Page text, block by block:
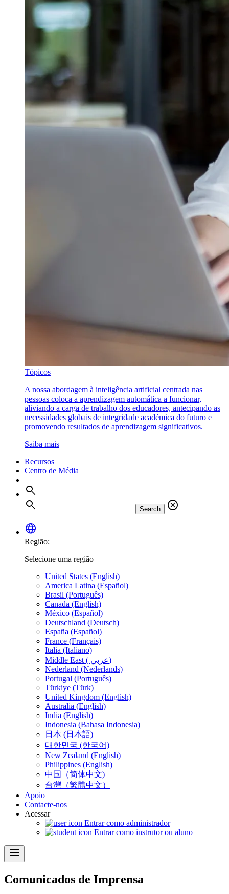
Tópicos
A nossa abordagem à inteligência artificial centrada nas
pessoas coloca a aprendizagem automática a funcionar,
aliviando a carga de trabalho dos educadores, antecipando as
necessidades globais de integridade académica do futuro e
promovendo resultados de aprendizagem significativos.
Saiba mais
Recursos
Centro de Média
search
search
Search
cancel
language
Região:
Selecione uma região
United States (English)
America Latina (Español)
Brasil (Português)
Canada (English)
México (Español)
Deutschland (Deutsch)
España (Español)
France (Français)
Italia (Italiano)
Middle East ( عربي)
Nederland (Nederlands)
Portugal (Português)
Türkiye (Türk)
United Kingdom (English)
Australia (English)
India (English)
Indonesia (Bahasa Indonesia)
日本 (日本語)
대한민국 (한국어)
New Zealand (English)
Philippines (English)
中国（简体中文)
台灣（繁體中文）
Apoio
Contacte-nos
Acessar
Entrar como administrador
Entrar como instrutor ou aluno
menu
Comunicados de Imprensa